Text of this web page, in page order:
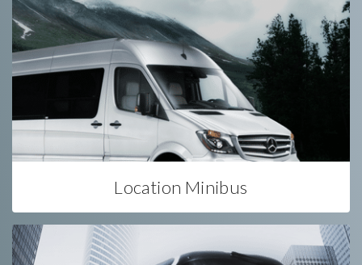
Location Minibus